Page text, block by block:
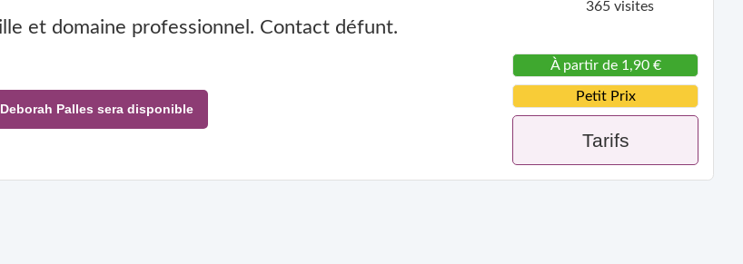
365 visites
et domaine professionnel. Contact défunt.
Palles sera disponible
À partir de 1,90 €
Petit Prix
Tarifs